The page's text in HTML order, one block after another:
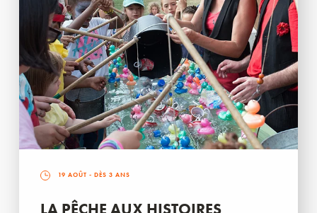
19 AOÛT - DÈS 3 ANS